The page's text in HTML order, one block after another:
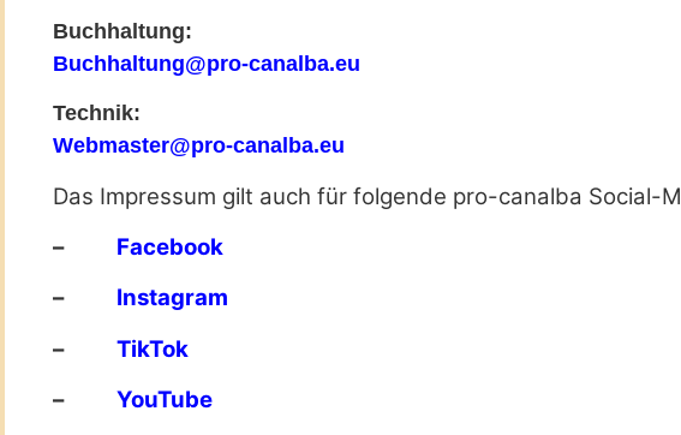
Buchhaltung:
Buchhaltung@pro-canalba.eu
Technik:
Webmaster@pro-canalba.eu
Das Impressum gilt auch für folgende pro-canalba Social-
– Facebook
– Instagram
– TikTok
–
YouTube